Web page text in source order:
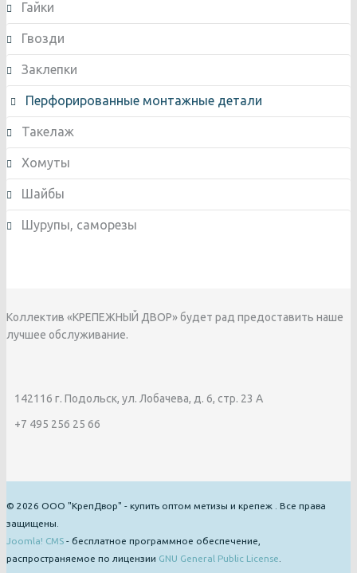
Гайки
Гвозди
Заклепки
Перфорированные монтажные детали
Такелаж
Хомуты
Шайбы
Шурупы, саморезы
Коллектив «КРЕПЕЖНЫЙ ДВОР» будет рад предоставить наше
лучшее обслуживание.
142116 г. Подольск, ул. Лобачева, д. 6, стр. 23 А
+7 495 256 25 66
© 2026 ООО "КрепДвор" - купить оптом метизы и крепеж . Все права
защищены.
Joomla! CMS - бесплатное программное обеспечение,
распространяемое по лицензии GNU General Public License